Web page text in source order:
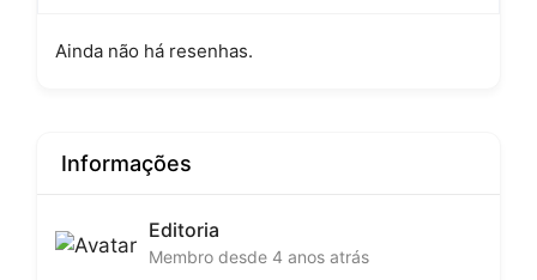
Ainda não há resenhas.
Informações
Editoria
Membro desde 4 anos atrás